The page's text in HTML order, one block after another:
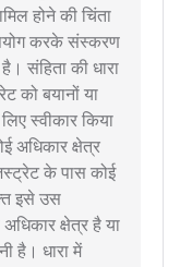
होने की चिंता
करके संस्करण
संहिता की धारा
को बयानों या
स्वीकार किया
अधिकार क्षेत्र
के पास कोई
इसे उस
क्षेत्र है या
है। धारा में